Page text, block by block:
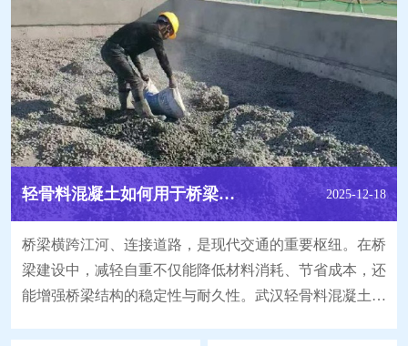
轻骨料混凝土如何用于桥梁工程达到减轻自重的效果？ 2025-12-18
桥梁横跨江河、连接道路，是现代交通的重要枢纽。在桥
梁建设中，减轻自重不仅能降低材料消耗、节省成本，还
能增强桥梁结构的稳定性与耐久性。武汉轻骨料混凝土作